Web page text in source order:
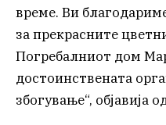
време. Ви
за прекрасните
Погребалниот дом
достоинствената
збогување“, објавија